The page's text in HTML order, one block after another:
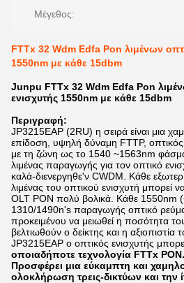
Μέγεθος:
FTTx 32 Wdm Edfa Pon λιμένων
1550nm με κάθε 15dbm
Junpu FTTx 32 Wdm Edfa Pon
ενισχυτής 1550nm με κάθε 15dbm
Περιγραφή:
JP3215EAP (2RU) η σειρά είναι μια
επίδοση, υψηλή δύναμη FTTP,
με τη ζώνη ως το 1540 ~1563nm
λιμένας παραγωγής για τον οπτικό
καλά-διενεργηθε'ν CWDM. Κάθε
λιμένας του οπτικού ενισχυτή μπορεί
OLT PON πολύ βολικά. Κάθε 1550nm
1310/1490n's παραγωγής οπτικό ρεύμα
προκειμένου να μειωθεί η ποσότητα
βελτιωθούν ο δείκτης και η αξιοπιστία
JP3215EAP ο οπτικός ενισχυτής
οποιαδήποτε τεχνολογία FTTx PON.
Προσφέρει μια εύκαμπτη και
ολοκλήρωση τρεις-δικτύων και την